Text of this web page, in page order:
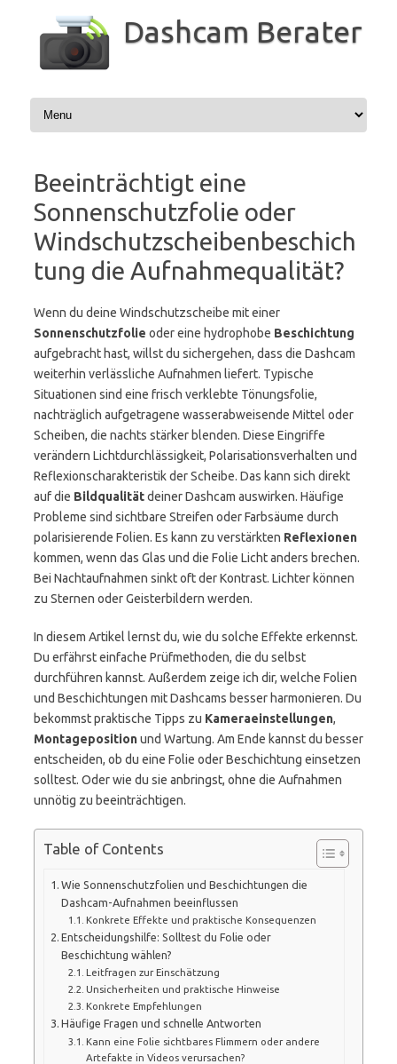
springen
Dashcam Berater
Beeinträchtigt eine
Sonnenschutzfolie oder
Windschutzscheibenbeschich
tung die Aufnahmequalität?
Wenn du deine Windschutzscheibe mit einer
Sonnenschutzfolie oder eine hydrophobe Beschichtung
aufgebracht hast, willst du sichergehen, dass die Dashcam
weiterhin verlässliche Aufnahmen liefert. Typische
Situationen sind eine frisch verklebte Tönungsfolie,
nachträglich aufgetragene wasserabweisende Mittel oder
Scheiben, die nachts stärker blenden. Diese Eingriffe
verändern Lichtdurchlässigkeit, Polarisationsverhalten und
Reflexionscharakteristik der Scheibe. Das kann sich direkt
auf die Bildqualitätdeiner Dashcam auswirken. Häufige
Probleme sind sichtbare Streifen oder Farbsäume durch
polarisierende Folien. Es kann zu verstärkten Reflexionen
kommen, wenn das Glas und die Folie Licht anders brechen.
Bei Nachtaufnahmen sinkt oft der Kontrast. Lichter können
zu Sternen oder Geisterbildern werden.
In diesem Artikel lernst du, wie du solche Effekte erkennst.
Du erfährst einfache Prüfmethoden, die du selbst
durchführen kannst. Außerdem zeige ich dir, welche Folien
und Beschichtungen mit Dashcams besser harmonieren. Du
bekommst praktische Tipps zu Kameraeinstellungen,
Montagepositionund Wartung. Am Ende kannst du besser
entscheiden, ob du eine Folie oder Beschichtung einsetzen
solltest. Oder wie du sie anbringst, ohne die Aufnahmen
unnötig zu beeinträchtigen.
Table of Contents
Wie Sonnenschutzfolien und Beschichtungen die
Dashcam-Aufnahmen beeinflussen
Konkrete Effekte und praktische Konsequenzen
Entscheidungshilfe: Solltest du Folie oder
Beschichtung wählen?
Leitfragen zur Einschätzung
Unsicherheiten und praktische Hinweise
Konkrete Empfehlungen
Häufige Fragen und schnelle Antworten
Kann eine Folie sichtbares Flimmern oder andere
Artefakte in Videos verursachen?